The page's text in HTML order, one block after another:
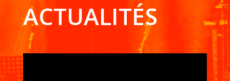
ACTUALITÉS